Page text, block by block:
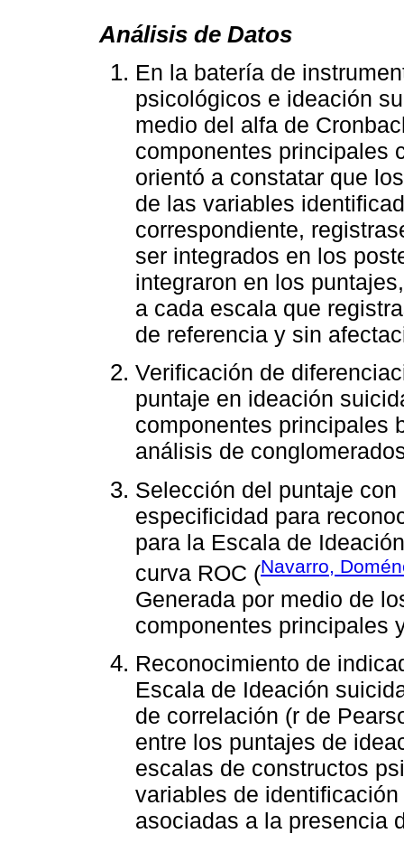
Análisis de Datos
En la batería de
psicológicos e ideación
medio del alfa de
componentes principales
orientó a constatar que
de las variables
correspondiente,
ser integrados en los
integraron en los
a cada escala que
de referencia y sin
Verificación de
puntaje en ideación
componentes principales
análisis de
Selección del puntaje
especificidad para
para la Escala de
curva ROC (Navarro,
Generada por medio de
componentes principales
Reconocimiento de
Escala de Ideación
de correlación (r de
entre los puntajes de
escalas de constructos
variables de
asociadas a la presencia